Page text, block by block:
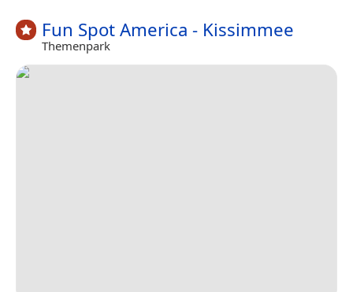
Fun Spot America - Kissimmee
Themenpark